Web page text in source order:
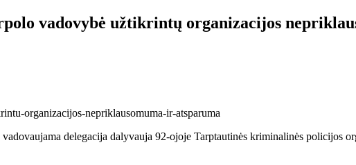
vadovybė užtikrintų organizacijos
delegacija dalyvauja 92-ojoje Tarptautinės kriminalinės policijos